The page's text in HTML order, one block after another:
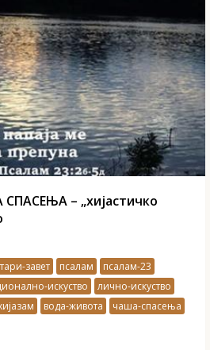
– „хијастичко
завет псалам
псалам-23
искуство
лично-искуство
вода-живота
чаша-спасења